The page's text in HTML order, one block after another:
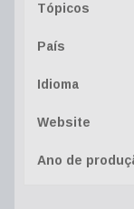
Tópicos
País
Idioma
Website
Ano de